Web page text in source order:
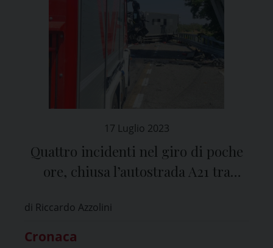
17 Luglio 2023
Quattro incidenti nel giro di poche
ore, chiusa l’autostrada A21 tra
di Riccardo Azzolini
Cronaca